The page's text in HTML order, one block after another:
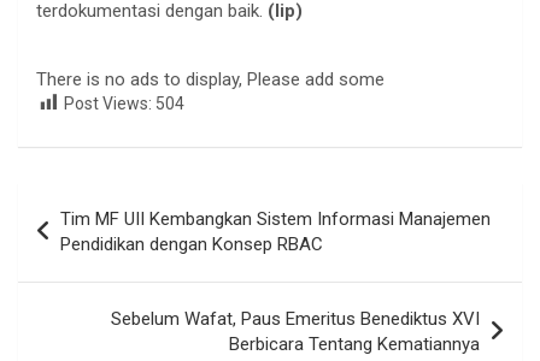
terdokumentasi dengan baik. (lip)
There is no ads to display, Please add some
Post Views: 504
pos
Tim MF UII Kembangkan Sistem Informasi Manajemen
Pendidikan dengan Konsep RBAC
Sebelum Wafat, Paus Emeritus Benediktus XVI
Berbicara Tentang Kematiannya